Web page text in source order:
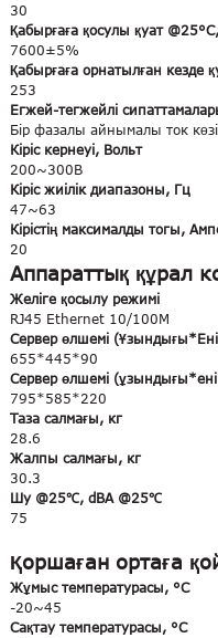
30
Қабырғаға қосулы қуат
7600±5%
Қабырғаға орнатылған кезде
253
Егжей-тегжейлі
Бір фазалы айнымалы ток көзі
Кіріс кернеуі, Вольт
200~300В
Кіріс жиілік диапазоны, Гц
47~63
Кірістің максималды тогы,
20
Аппараттық құрал
Желіге қосылу режимі
RJ45 Ethernet 10/100M
Сервер өлшемі
655*445*90
Сервер өлшемі
795*585*220
Таза салмағы, кг
28.6
Жалпы салмағы, кг
30.3
Шу @25℃, dBA @25℃
75
Қоршаған ортаға
Жұмыс температурасы, °C
-20~45
Сақтау температурасы, °C